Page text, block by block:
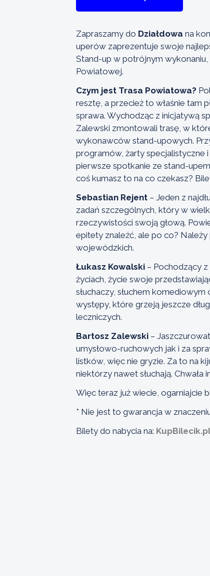
Zapraszamy do Działdowa na
uperów zaprezentuje swoje
Stand-up w potrójnym
Powiatowej.
Czym jest Trasa Powiatowa?
resztę, a przecież to właśnie tam
sprawa. Wychodząc z inicjatywą
Zalewski zmontowali trasę, w
wykonawców stand-upowych.
programów, żarty specjalistyczne
pierwsze spotkanie ze stand-
coś kumasz to na co czekasz?
Sebastian Rejent – Jeden z
zadań szczególnych, który w
rzeczywistości swoją głową.
epitety znaleźć, ale po co? Należy
wojewódzkich.
Łukasz Kowalski – Pochodzący
życiach, życie swoje
słuchaczy, słuchem
występy, które grzeją jeszcze
leczniczych.
Bartosz Zalewski –
umysłowo-ruchowych jak i za
listków, więc nie gryzie. Za to na
niektórzy nawet słuchają. Chwała
Więc teraz już wiecie, ogarniajcie
* Nie jest to gwarancja w
Bilety do nabycia na: KupBilecik.pl